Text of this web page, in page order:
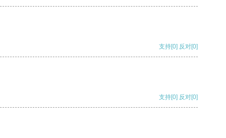
支持[0] 反对[0]
支持[0] 反对[0]